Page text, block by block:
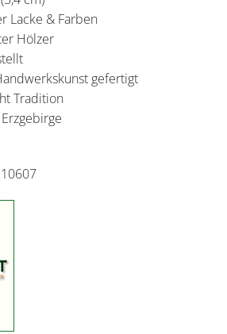
Lacke & Farben
Hölzer
gefertigt
Tradition